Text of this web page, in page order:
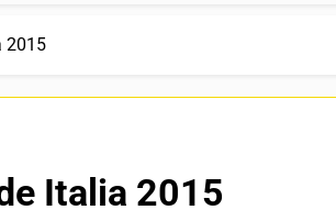
2015
Italia 2015